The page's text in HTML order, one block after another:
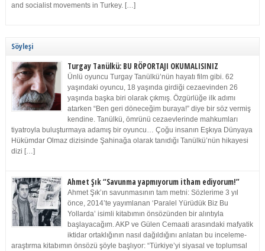
and socialist movements in Turkey. […]
Söyleşi
Turgay Tanülkü: BU RÖPORTAJI OKUMALISINIZ
Ünlü oyuncu Turgay Tanülkü’nün hayatı film gibi. 62
yaşındaki oyuncu, 18 yaşında girdiği cezaevinden 26
yaşında başka biri olarak çıkmış. Özgürlüğe ilk adımı
atarken “Ben geri döneceğim buraya!” diye bir söz vermiş
kendine. Tanülkü, ömrünü cezaevlerinde mahkumları
tiyatroyla buluşturmaya adamış bir oyuncu… Çoğu insanın Eşkıya Dünyaya
Hükümdar Olmaz dizisinde Şahinağa olarak tanıdığı Tanülkü’nün hikayesi
dizi […]
Ahmet Şık “Savunma yapmıyorum itham ediyorum!”
Ahmet Şık’ın savunmasının tam metni: Sözlerime 3 yıl
önce, 2014’te yayımlanan ‘Paralel Yürüdük Biz Bu
Yollarda’ isimli kitabımın önsözünden bir alıntıyla
başlayacağım. AKP ve Gülen Cemaati arasındaki mafyatik
iktidar ortaklığının nasıl dağıldığını anlatan bu inceleme-
araştırma kitabımın önsözü şöyle başlıyor: “Türkiye’yi siyasal ve toplumsal